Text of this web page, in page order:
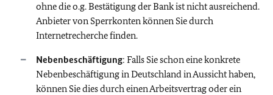
ohne die o.g. Bestätigung der Bank ist nicht ausreichend.
Anbieter von Sperrkonten können Sie durch
Internetrecherche finden.
Nebenbeschäftigung: Falls Sie schon eine konkrete
Nebenbeschäftigung in Deutschland in Aussicht haben,
können Sie dies durch einen Arbeitsvertrag oder ein